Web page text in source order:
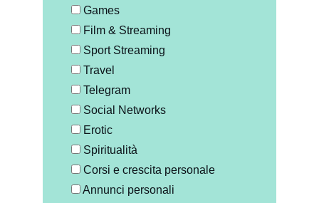
Games
Film & Streaming
Sport Streaming
Travel
Telegram
Social Networks
Erotic
Spiritualità
Corsi e crescita personale
Annunci personali